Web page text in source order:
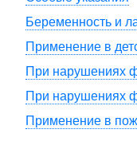
Беременность и
Применение в
При нарушениях
При нарушениях
Применение в